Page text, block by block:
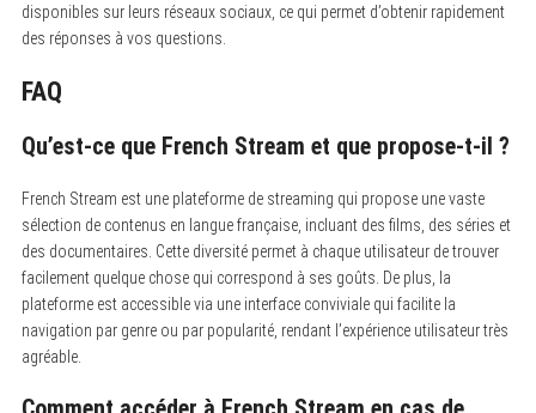
disponibles sur leurs réseaux sociaux, ce qui permet d’obtenir rapidement
des réponses à vos questions.
FAQ
Qu’est-ce que French Stream et que propose-t-il ?
French Stream est une plateforme de streaming qui propose une vaste
sélection de contenus en langue française, incluant des films, des séries et
des documentaires. Cette diversité permet à chaque utilisateur de trouver
facilement quelque chose qui correspond à ses goûts. De plus, la
plateforme est accessible via une interface conviviale qui facilite la
navigation par genre ou par popularité, rendant l’expérience utilisateur très
agréable.